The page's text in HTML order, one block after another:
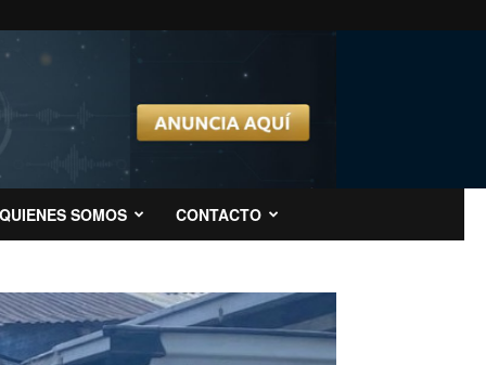
QUIENES SOMOS CONTACTO